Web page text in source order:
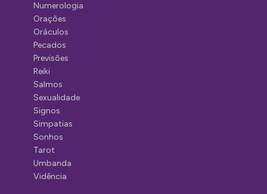
Numerologia
Orações
Oráculos
Pecados
Previsões
Reiki
Salmos
Sexualidade
Signos
Simpatias
Sonhos
Tarot
Umbanda
Vidência